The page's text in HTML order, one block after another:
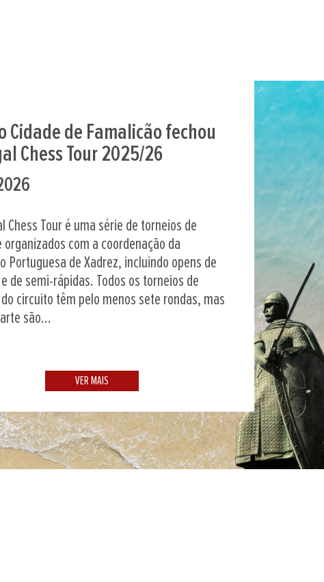
Cidade de Famalicão fechou
Chess Tour 2025/26
Chess Tour é uma série de torneios de
organizados com a coordenação da
Portuguesa de Xadrez, incluindo opens de
de semi-rápidas. Todos os torneios de
circuito têm pelo menos sete rondas, mas
são...
VER MAIS